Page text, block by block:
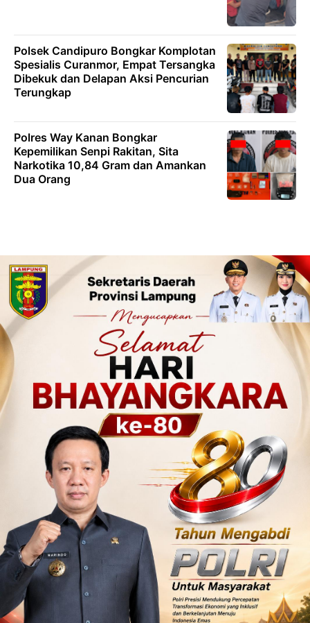
Polsek Candipuro Bongkar Komplotan
Spesialis Curanmor, Empat Tersangka
Dibekuk dan Delapan Aksi Pencurian
Terungkap
Polres Way Kanan Bongkar
Kepemilikan Senpi Rakitan, Sita
Narkotika 10,84 Gram dan Amankan
Dua Orang